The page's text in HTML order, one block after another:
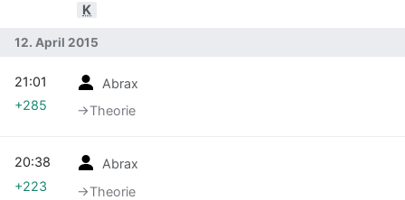
K
12. April 2015
Abrax
→‎Theorie
21:01
+285
Abrax
→‎Theorie
20:38
+223